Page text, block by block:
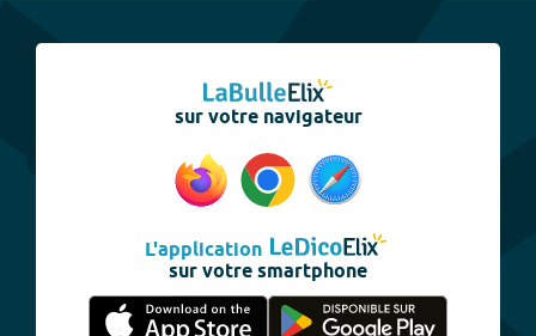
sur votre navigateur
L'application
sur votre smartphone